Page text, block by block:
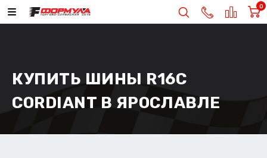
0
КУПИТЬ ШИНЫ R16C
CORDIANT В ЯРОСЛАВЛЕ